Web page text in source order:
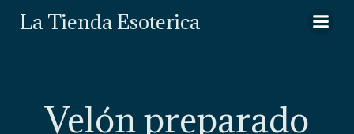
La Tienda Esoterica
Velón preparado